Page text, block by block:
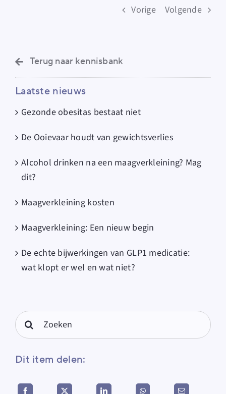
Vorige Volgende
Terug naar kennisbank
Laatste nieuws
Gezonde obesitas bestaat niet
De Ooievaar houdt van gewichtsverlies
Alcohol drinken na een maagverkleining? Mag
dit?
Maagverkleining kosten
Maagverkleining: Een nieuw begin
De echte bijwerkingen van GLP1 medicatie:
wat klopt er wel en wat niet?
Search
for:
Dit item delen: